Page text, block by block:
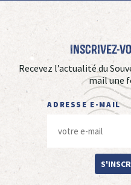
Inscrivez-
Recevez l’actualité du
mail une
ADRESSE E-MAIL